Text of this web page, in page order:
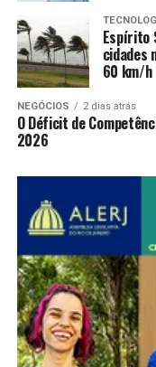
Espírito
cidades
60 km/h
NEGÓCIOS 2 dias atrás
O Déficit de
2026